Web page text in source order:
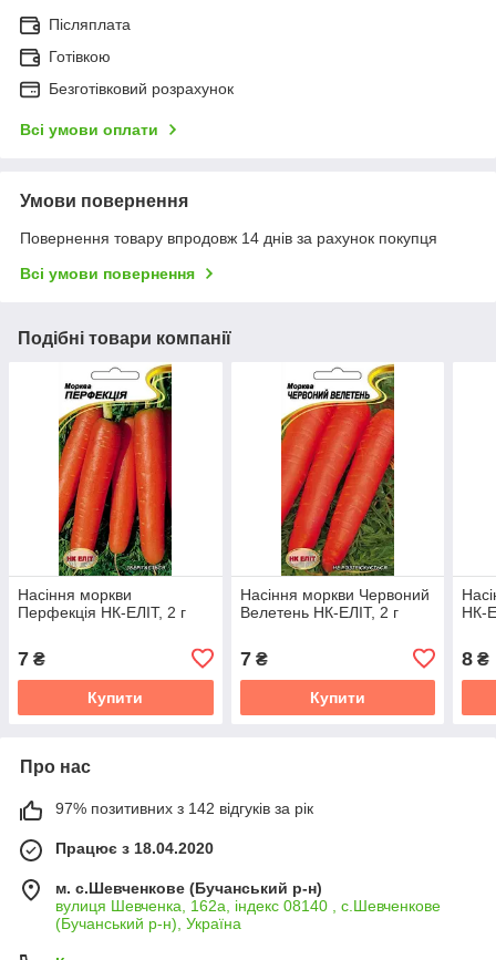
Післяплата
Готівкою
Безготівковий розрахунок
Всі умови оплати
Умови повернення
Повернення товару впродовж 14 днів за рахунок покупця
Всі умови повернення
Подібні товари компанії
Насіння моркви
Перфекція НК-ЕЛІТ, 2 г
7 ₴
Купити
Насіння моркви Червоний
Велетень НК-ЕЛІТ, 2 г
7₴
Купити
НК-
8 ₴
Про нас
97% позитивних з 142 відгуків за рік
Працює з 18.04.2020
м. с.Шевченкове (Бучанський р-н)
вулиця Шевченка, 162а, індекс 08140 , с.Шевченкове
(Бучанський р-н), Україна